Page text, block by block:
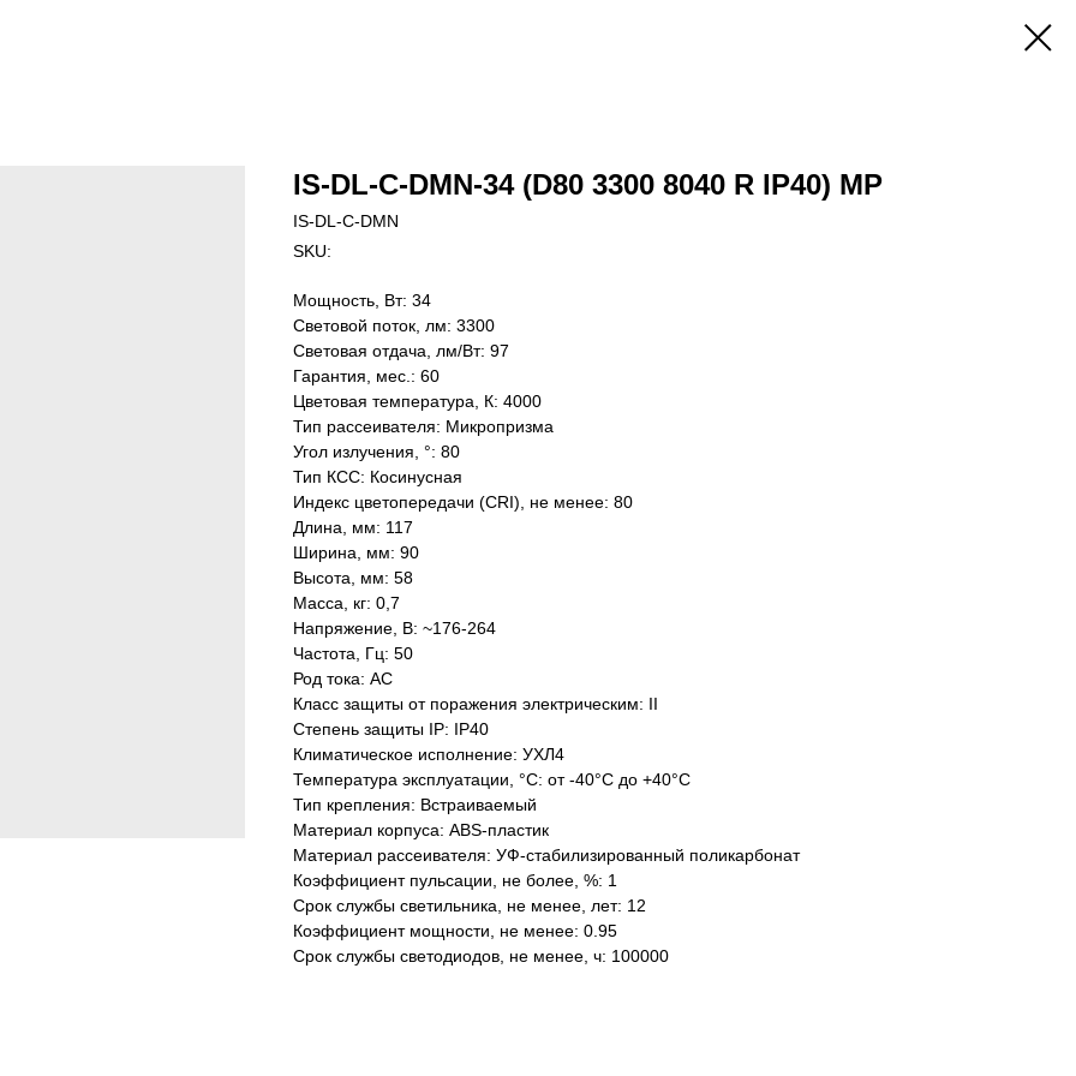
IS-DL-C-DMN-34 (D80 3300 8040 R IP40) MP
IS-DL-C-DMN
SKU:
Мощность, Вт: 34
Световой поток, лм: 3300
Световая отдача, лм/Вт: 97
Гарантия, мес.: 60
Цветовая температура, К: 4000
Тип рассеивателя: Микропризма
Угол излучения, °: 80
Тип КСС: Косинусная
Индекс цветопередачи (CRI), не менее: 80
Длина, мм: 117
Ширина, мм: 90
Высота, мм: 58
Масса, кг: 0,7
Напряжение, В: ~176-264
Частота, Гц: 50
Род тока: AC
Класс защиты от поражения электрическим: II
Степень защиты IP: IP40
Климатическое исполнение: УХЛ4
Температура эксплуатации, °С: от -40°C до +40°C
Тип крепления: Встраиваемый
Материал корпуса: ABS-пластик
Материал рассеивателя: УФ-стабилизированный поликарбонат
Коэффициент пульсации, не более, %: 1
Срок службы светильника, не менее, лет: 12
Коэффициент мощности, не менее: 0.95
Срок службы светодиодов, не менее, ч: 100000